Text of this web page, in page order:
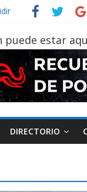
estar
DIRECTORIO